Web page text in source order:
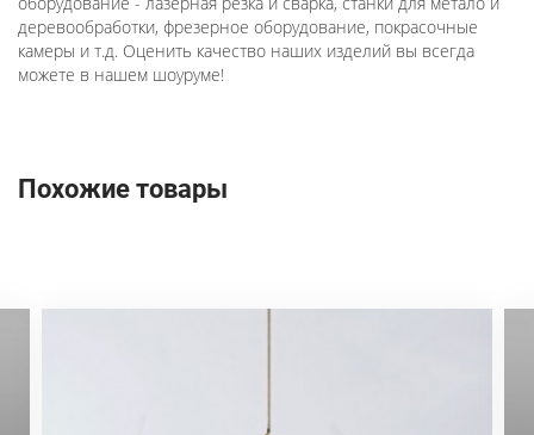
деревообработки, фрезерное оборудование, покрасочные
камеры и т.д. Оценить качество наших изделий вы всегда
можете в нашем шоуруме!
Похожие товары